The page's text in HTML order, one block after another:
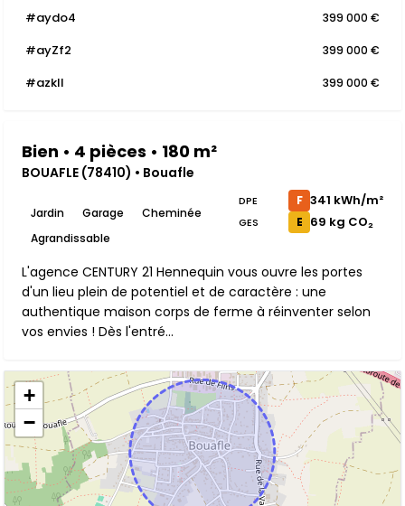
#aydo4 399 000 €
#ayZf2 399 000 €
#azkll 399 000 €
Bien • 4 pièces • 180 m²
BOUAFLE (78410) • Bouafle
Jardin Garage
Cheminée
Agrandissable
DPE F 341 kWh/m²
GES E 69 kg CO₂
L'agence CENTURY 21 Hennequin vous ouvre les portes
d'un lieu plein de potentiel et de caractère : une
authentique maison corps de ferme à réinventer selon
vos envies ! Dès l'entré...
+
−